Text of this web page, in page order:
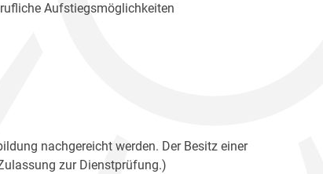
Aufstiegsmöglichkeiten
nachgereicht werden. Der Besitz einer
zur Dienstprüfung.)